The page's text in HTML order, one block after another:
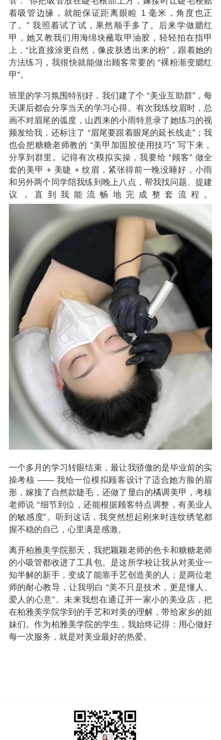
着吸管边缘，就能保证距离眼睑 1 毫米，角度也正
了。” 我照着试了试，果然顺手多了。后来学做腮红
甲，她又教我们用海绵块蘸取甲油胶，轻轻拍在指甲
上，“比直接涂更自然，像皮肤透出来的粉”，跟着她的
方法练习，我很快就能做出顾客常要的 “裸粉渐变腮红
甲”。
班里的学习氛围特别好，我们建了个 “美业互助群”，每
天课后都会分享当天的学习心得。有次我练纹眉时，总
画不对眉尾的弧度，山西来的小雨特意录了她练习的视
频发给我，还标注了 “眉尾要跟着眼尾的延长线走”；我
也会把糖糖老师教的 “美甲加固胶使用技巧” 写下来，
分享到群里。记得有次模拟实操，我要给 “顾客” 做全
套的美甲 + 美睫 +纹眉 ，紧张得前一晚没睡好，小雨
和另外两个同学陪我练到晚上八点，帮我找问题、提建
议，直到我能流畅地完成整套流程。
一个多月的学习转眼结束，最让我骄傲的是毕业前的实
操考核 —— 我给一位模拟顾客设计了适合她方脸的眉
形，嫁接了自然款睫毛，还做了显白的橘调美甲，考核
老师说 “细节到位，还能根据顾客特点调整，有美业人
的敏感度”。听到这话，我突然想起刚来时连纹绣笔都
握不稳的自己，心里满是感激。
离开柏雅美学院那天，我把颖颖老师的色卡和糖糖老师
的小吸管都收进了工具包。是这所学校让我从对美业一
知半解的新手，变成了能靠手艺创造美的人；是两位老
师的耐心教导，让我明白 “美不只是技术，更是懂人、
爱人的心意”。未来我想在通辽开一家小的美业店，把
在柏雅美学院学到的手艺和对美的理解，带给家乡的姐
妹们。作为柏雅美学院的学生，我始终记得：用心做好
每一次服务，就是对美业最好的热爱。